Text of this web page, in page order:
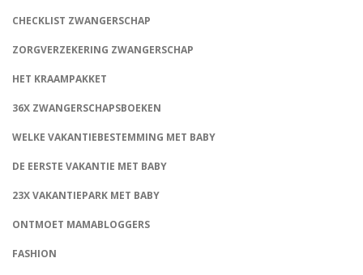
CHECKLIST ZWANGERSCHAP
ZORGVERZEKERING ZWANGERSCHAP
HET KRAAMPAKKET
36X ZWANGERSCHAPSBOEKEN
WELKE VAKANTIEBESTEMMING MET BABY
DE EERSTE VAKANTIE MET BABY
23X VAKANTIEPARK MET BABY
ONTMOET MAMABLOGGERS
FASHION